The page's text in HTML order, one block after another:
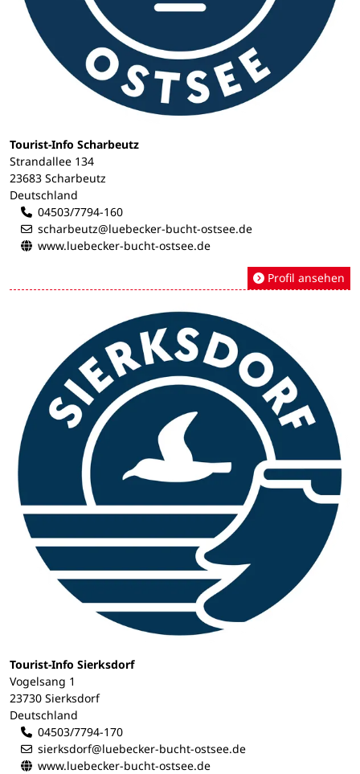
Tourist-Info Scharbeutz
Strandallee 134
23683 Scharbeutz
Deutschland
04503/7794-160
scharbeutz@luebecker-bucht-ostsee.de
www.luebecker-bucht-ostsee.de
Profil ansehen
Tourist-Info Sierksdorf
Vogelsang 1
23730 Sierksdorf
Deutschland
04503/7794-170
sierksdorf@luebecker-bucht-ostsee.de
www.luebecker-bucht-ostsee.de